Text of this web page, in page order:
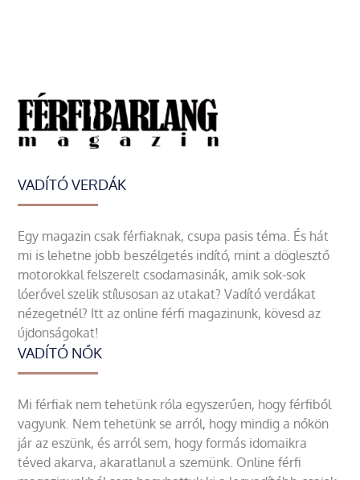
VADÍTÓ VERDÁK
Egy magazin csak férfiaknak, csupa pasis téma. És hát
mi is lehetne jobb beszélgetés indító, mint a döglesztő
motorokkal felszerelt csodamasinák, amik sok-sok
lóerővel szelik stílusosan az utakat? Vadító verdákat
nézegetnél? Itt az online férfi magazinunk, kövesd az
újdonságokat!
VADÍTÓ NŐK
Mi férfiak nem tehetünk róla egyszerűen, hogy férfiből
vagyunk. Nem tehetünk se arról, hogy mindig a nőkön
jár az eszünk, és arról sem, hogy formás idomaikra
téved akarva, akaratlanul a szemünk. Online férfi